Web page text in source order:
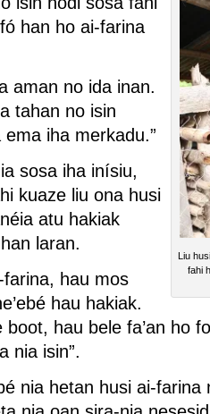
Liu
fahi
han ho ai-farina
aman no ida inan.
tahan no isin
ema iha merkadu.”
sosa iha inísiu,
kuaze liu ona husi
atu hakiak
laran.
farina, hau mos
hau hakiak.
boot, hau bele fa’an ho
nia isin”.
nia hetan husi ai-farina